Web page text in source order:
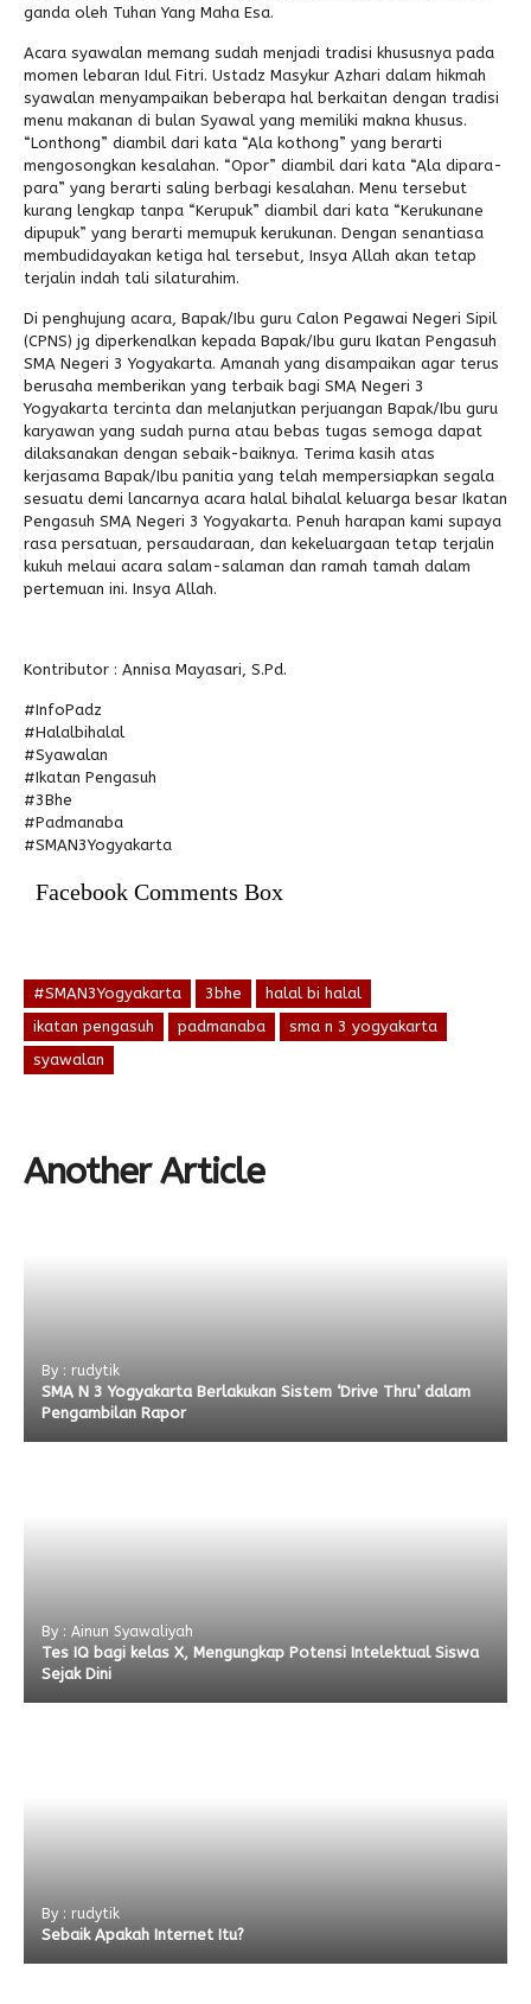
ganda oleh Tuhan Yang Maha Esa.
Acara syawalan memang sudah menjadi tradisi khususnya pada
momen lebaran Idul Fitri. Ustadz Masykur Azhari dalam hikmah
syawalan menyampaikan beberapa hal berkaitan dengan tradisi
menu makanan di bulan Syawal yang memiliki makna khusus.
“Lonthong” diambil dari kata “Ala kothong” yang berarti
mengosongkan kesalahan. “Opor” diambil dari kata “Ala dipara-
para” yang berarti saling berbagi kesalahan. Menu tersebut
kurang lengkap tanpa “Kerupuk” diambil dari kata “Kerukunane
dipupuk” yang berarti memupuk kerukunan. Dengan senantiasa
membudidayakan ketiga hal tersebut, Insya Allah akan tetap
terjalin indah tali silaturahim.
Di penghujung acara, Bapak/Ibu guru Calon Pegawai Negeri Sipil
(CPNS) jg diperkenalkan kepada Bapak/Ibu guru Ikatan Pengasuh
SMA Negeri 3 Yogyakarta. Amanah yang disampaikan agar terus
berusaha memberikan yang terbaik bagi SMA Negeri 3
Yogyakarta tercinta dan melanjutkan perjuangan Bapak/Ibu guru
karyawan yang sudah purna atau bebas tugas semoga dapat
dilaksanakan dengan sebaik-baiknya. Terima kasih atas
kerjasama Bapak/Ibu panitia yang telah mempersiapkan segala
sesuatu demi lancarnya acara halal bihalal keluarga besar Ikatan
Pengasuh SMA Negeri 3 Yogyakarta. Penuh harapan kami supaya
rasa persatuan, persaudaraan, dan kekeluargaan tetap terjalin
kukuh melaui acara salam-salaman dan ramah tamah dalam
pertemuan ini. Insya Allah.
Kontributor : Annisa Mayasari, S.Pd.
#InfoPadz
#Halalbihalal
#Syawalan
#Ikatan Pengasuh
#3Bhe
#Padmanaba
#SMAN3Yogyakarta
Facebook Comments Box
#SMAN3Yogyakarta 3bhe
halal bi halal
ikatan pengasuh
padmanaba
sma n 3 yogyakarta
syawalan
Another Article
By : rudytik
SMA N 3 Yogyakarta Berlakukan Sistem ‘Drive Thru’ dalam
Pengambilan Rapor
By : Ainun Syawaliyah
Tes IQ bagi kelas X, Mengungkap Potensi Intelektual Siswa
Sejak Dini
By : rudytik
Sebaik Apakah Internet Itu?